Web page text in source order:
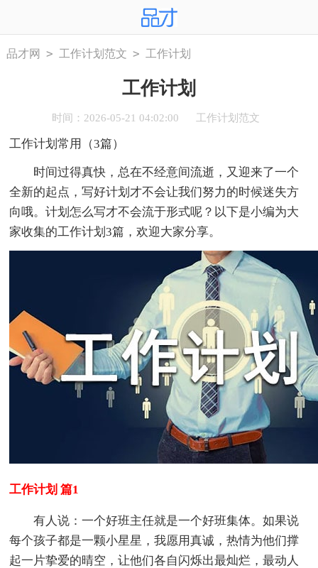
品才网 > 工作计划范文 > 工作计划
工作计划
时间：2026-05-21 04:02:00 工作计划范文
工作计划常用（3篇）
时间过得真快，总在不经意间流逝，又迎来了一个
全新的起点，写好计划才不会让我们努力的时候迷失方
向哦。计划怎么写才不会流于形式呢？以下是小编为大
家收集的工作计划3篇，欢迎大家分享。
工作计划 篇1
有人说：一个好班主任就是一个好班集体。如果说
每个孩子都是一颗小星星，我愿用真诚，热情为他们撑
起一片挚爱的晴空，让他们各自闪烁出最灿烂，最动人